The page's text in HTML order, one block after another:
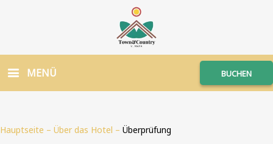
MENÜ BUCHEN
Hauptseite – Über das Hotel – Überprüfung